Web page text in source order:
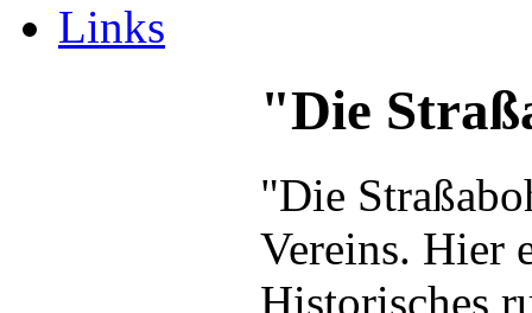
Links
"Die
"Die
Vereins. Hier
Historisches